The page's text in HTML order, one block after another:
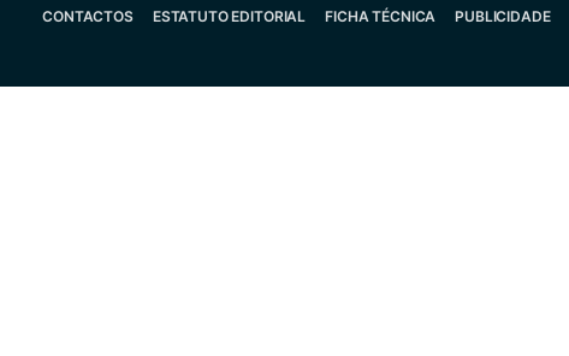
CONTACTOS ESTATUTO EDITORIAL FICHA TÉCNICA PUBLICIDADE